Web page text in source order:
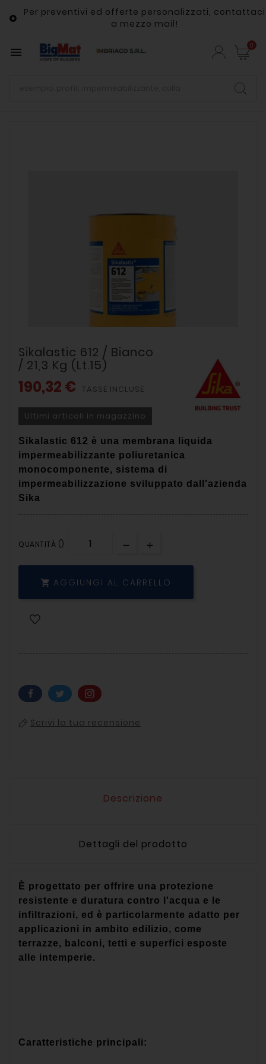

Per preventivi ed offerte personalizzati, contattaci
a mezzo mail!
 0
Sikalastic 612 / Bianco
/ 21,3 Kg (lt.15)
190,32 € TASSE INCLUSE
Ultimi articoli in magazzino
Sikalastic 612 è una membrana liquida
impermeabilizzante poliuretanica
monocomponente, sistema di
impermeabilizzazione sviluppato dall'azienda
Sika
QUANTITÀ ()
 AGGIUNGI AL CARRELLO
Scrivi la tua recensione
Descrizione
Dettagli del prodotto
È progettato per offrire una protezione
resistente e duratura contro l'acqua e le
infiltrazioni, ed è particolarmente adatto per
applicazioni in ambito edilizio, come
terrazze, balconi, tetti e superfici esposte
alle intemperie.
Caratteristiche principali: